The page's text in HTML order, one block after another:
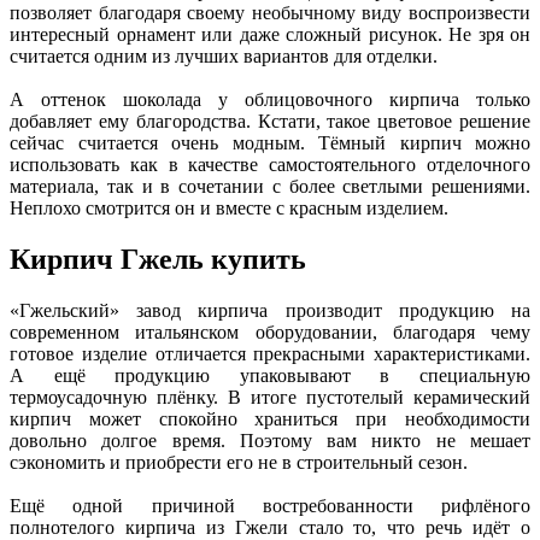
позволяет благодаря своему необычному виду воспроизвести
интересный орнамент или даже сложный рисунок. Не зря он
считается одним из лучших вариантов для отделки.
А оттенок шоколада у облицовочного кирпича только
добавляет ему благородства. Кстати, такое цветовое решение
сейчас считается очень модным. Тёмный кирпич можно
использовать как в качестве самостоятельного отделочного
материала, так и в сочетании с более светлыми решениями.
Неплохо смотрится он и вместе с красным изделием.
Кирпич Гжель купить
«Гжельский» завод кирпича производит продукцию на
современном итальянском оборудовании, благодаря чему
готовое изделие отличается прекрасными характеристиками.
А ещё продукцию упаковывают в специальную
термоусадочную плёнку. В итоге пустотелый керамический
кирпич может спокойно храниться при необходимости
довольно долгое время. Поэтому вам никто не мешает
сэкономить и приобрести его не в строительный сезон.
Ещё одной причиной востребованности рифлёного
полнотелого кирпича из Гжели стало то, что речь идёт о